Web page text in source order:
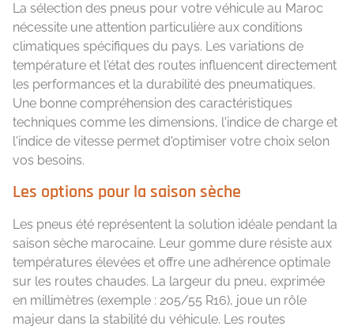
La sélection des pneus pour votre véhicule au Maroc
nécessite une attention particulière aux conditions
climatiques spécifiques du pays. Les variations de
température et l'état des routes influencent directement
les performances et la durabilité des pneumatiques.
Une bonne compréhension des caractéristiques
techniques comme les dimensions, l'indice de charge et
l'indice de vitesse permet d'optimiser votre choix selon
vos besoins.
Les options pour la saison sèche
Les pneus été représentent la solution idéale pendant la
saison sèche marocaine. Leur gomme dure résiste aux
températures élevées et offre une adhérence optimale
sur les routes chaudes. La largeur du pneu, exprimée
en millimètres (exemple : 205/55 R16), joue un rôle
majeur dans la stabilité du véhicule. Les routes